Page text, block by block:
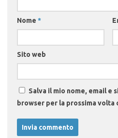
Nome *
Sito web
Salva il mio nome, email e
browser per la prossima volta